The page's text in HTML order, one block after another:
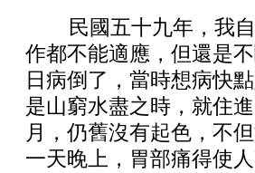
民國五十九年，我自
作都不能適應，但還是
日病倒了，當時想病快
是山窮水盡之時，就住
月，仍舊沒有起色，不
一天晚上，胃部痛得使